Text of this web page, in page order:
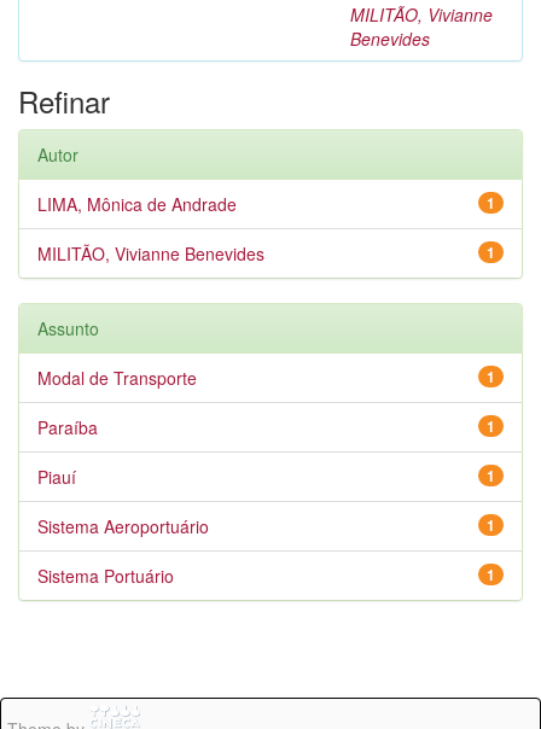
MILITÃO, Vivianne
Benevides
Refinar
Autor
1
LIMA, Mônica de Andrade
1
MILITÃO, Vivianne Benevides
Assunto
1
Modal de Transporte
1
Paraíba
1
Piauí
1
Sistema Aeroportuário
1
Sistema Portuário